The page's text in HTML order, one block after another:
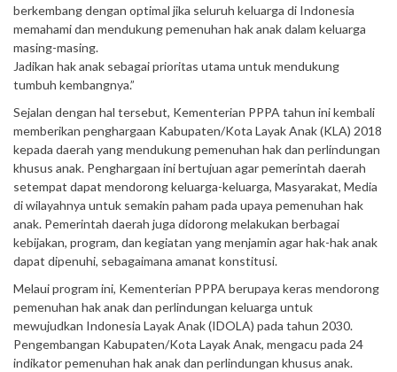
berkembang dengan optimal jika seluruh keluarga di Indonesia
memahami dan mendukung pemenuhan hak anak dalam keluarga
masing-masing.
Jadikan hak anak sebagai prioritas utama untuk mendukung
tumbuh kembangnya.”
Sejalan dengan hal tersebut, Kementerian PPPA tahun ini kembali
memberikan penghargaan Kabupaten/Kota Layak Anak (KLA) 2018
kepada daerah yang mendukung pemenuhan hak dan perlindungan
khusus anak. Penghargaan ini bertujuan agar pemerintah daerah
setempat dapat mendorong keluarga-keluarga, Masyarakat, Media
di wilayahnya untuk semakin paham pada upaya pemenuhan hak
anak. Pemerintah daerah juga didorong melakukan berbagai
kebijakan, program, dan kegiatan yang menjamin agar hak-hak anak
dapat dipenuhi, sebagaimana amanat konstitusi.
Melaui program ini, Kementerian PPPA berupaya keras mendorong
pemenuhan hak anak dan perlindungan keluarga untuk
mewujudkan Indonesia Layak Anak (IDOLA) pada tahun 2030.
Pengembangan Kabupaten/Kota Layak Anak, mengacu pada 24
indikator pemenuhan hak anak dan perlindungan khusus anak.